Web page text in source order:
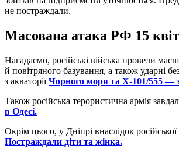
не постраждали.
Масована атака РФ 15
Нагадаємо, російські війська провели
й повітряного базування, а також ударні
з акваторіїЧорного моря та Х-101/555 — з
Також російська терористична армія
в Одесі.
Окрім цього, у Дніпрі внаслідок
Постраждали діти та жінка.